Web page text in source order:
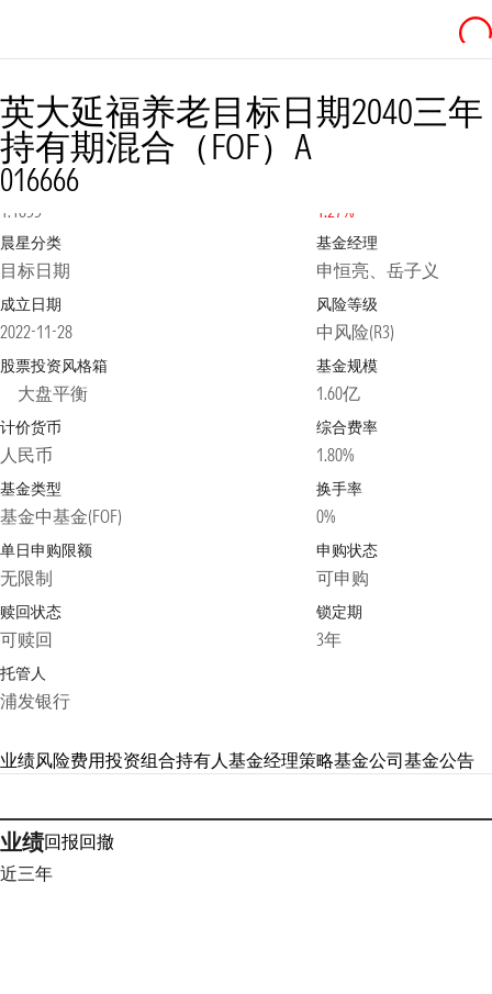
英大延福养老目标日期2040三年
持有期混合（FOF）A
016666
净值2026-08-05
1.1655 1.27%
晨星分类
目标日期
基金经理
申恒亮、岳子义
成立日期
2022-11-28
风险等级
中风险(R3)
股票投资风格箱
大盘平衡
基金规模
1.60亿
计价货币
人民币
综合费率
1.80%
基金类型
基金中基金(FOF)
换手率
0%
单日申购限额
无限制
申购状态
可申购
赎回状态
可赎回
锁定期
3年
托管人
浦发银行
业绩风险费用投资组合持有人基金经理策略基金公司基金公告
业绩回报回撤
近三年